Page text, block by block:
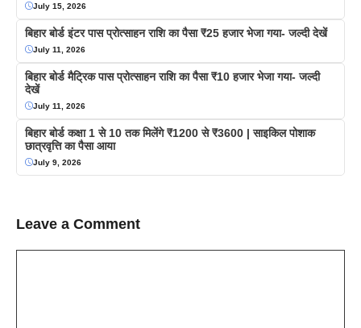
July 15, 2026
बिहार बोर्ड इंटर पास प्रोत्साहन राशि का पैसा ₹25 हजार भेजा गया- जल्दी देखें
July 11, 2026
बिहार बोर्ड मैट्रिक पास प्रोत्साहन राशि का पैसा ₹10 हजार भेजा गया- जल्दी
देखें
July 11, 2026
बिहार बोर्ड कक्षा 1 से 10 तक मिलेंगे ₹1200 से ₹3600 | साइकिल पोशाक
छात्रवृत्ति का पैसा आया
July 9, 2026
Leave a Comment